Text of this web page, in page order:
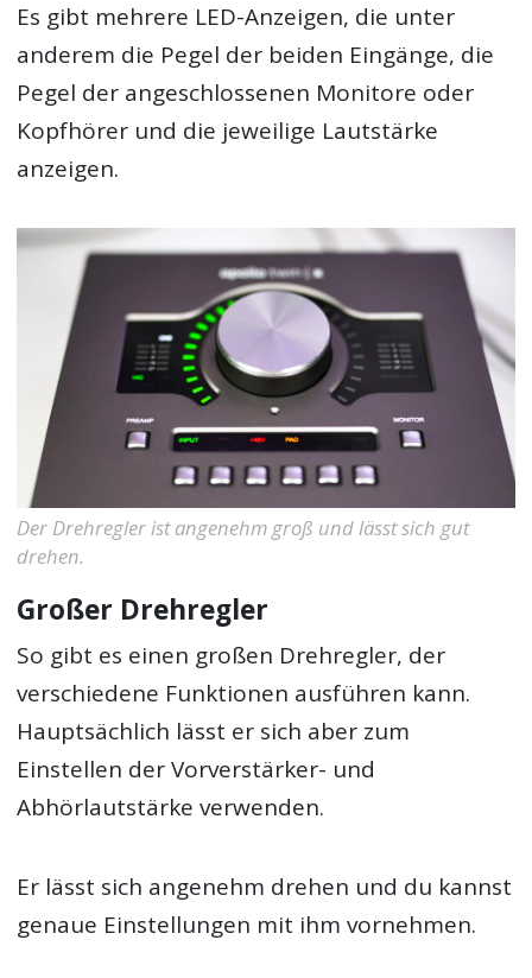
Es gibt mehrere LED-Anzeigen, die unter
anderem die Pegel der beiden Eingänge, die
Pegel der angeschlossenen Monitore oder
Kopfhörer und die jeweilige Lautstärke
anzeigen.
Der Drehregler ist angenehm groß und lässt sich gut
drehen.
Großer Drehregler
So gibt es einen großen Drehregler, der
verschiedene Funktionen ausführen kann.
Hauptsächlich lässt er sich aber zum
Einstellen der Vorverstärker- und
Abhörlautstärke verwenden.
Er lässt sich angenehm drehen und du kannst
genaue Einstellungen mit ihm vornehmen.